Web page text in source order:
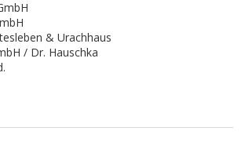
& Urachhaus
/ Dr. Hauschka